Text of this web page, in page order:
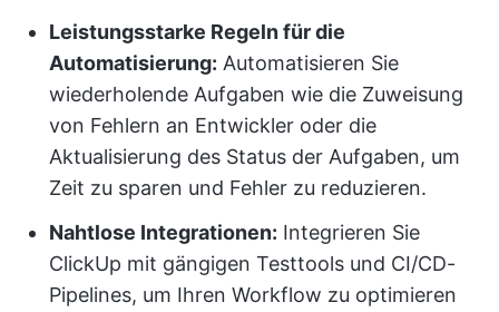
Leistungsstarke Regeln für die
Automatisierung: Automatisieren Sie
wiederholende Aufgaben wie die Zuweisung
von Fehlern an Entwickler oder die
Aktualisierung des Status der Aufgaben, um
Zeit zu sparen und Fehler zu reduzieren.
Nahtlose Integrationen: Integrieren Sie
ClickUp mit gängigen Testtools und CI/CD-
Pipelines, um Ihren Workflow zu optimieren